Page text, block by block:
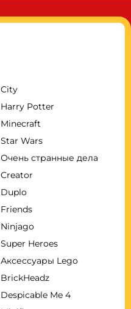
City
Harry Potter
Minecraft
Star Wars
Очень странные дела
Creator
Duplo
Friends
Ninjago
Super Heroes
Аксессуары Lego
BrickHeadz
Despicable Me 4